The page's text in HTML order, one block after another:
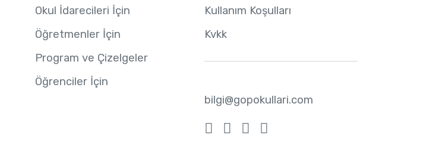
Okul İdarecileri İçin
Öğretmenler İçin
Program ve Çizelgeler
Öğrenciler İçin
Kullanım Koşulları
Kvkk
bilgi@gopokullari.com